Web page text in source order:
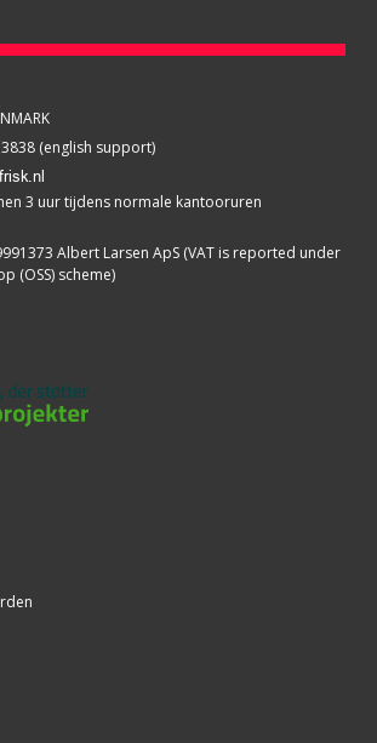
(english support)
3 uur tijdens normale kantooruren
Albert Larsen ApS (VAT is reported under
(OSS) scheme)